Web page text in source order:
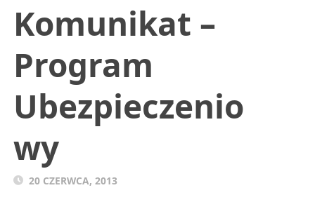
Komunikat –
Program
Ubezpieczenio
wy
20 CZERWCA, 2013